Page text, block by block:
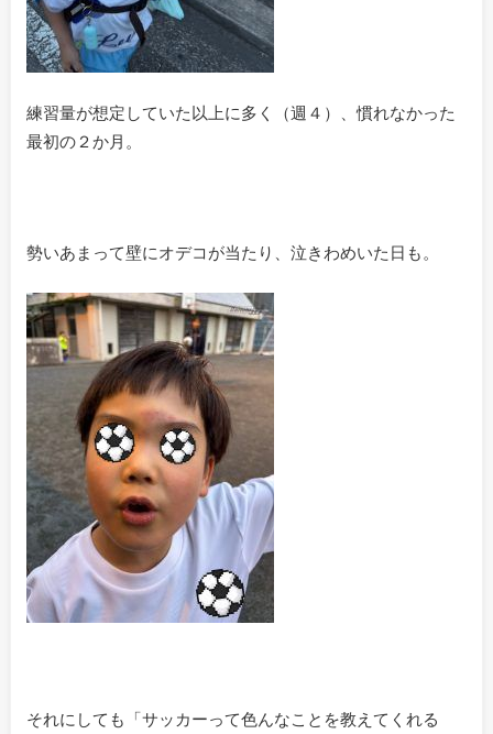
練習量が想定していた以上に多く（週４）、慣れなかった
最初の２か月。
勢いあまって壁にオデコが当たり、泣きわめいた日も。
それにしても「サッカーって色んなことを教えてくれる